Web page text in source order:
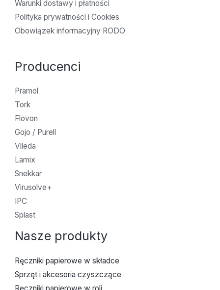
Warunki dostawy i płatności
Polityka prywatności i Cookies
Obowiązek informacyjny RODO
Producenci
Pramol
Tork
Flovon
Gojo / Purell
Vileda
Lamix
Snekkar
Virusolve+
IPC
Splast
Nasze produkty
Ręczniki papierowe w składce
Sprzęt i akcesoria czyszczące